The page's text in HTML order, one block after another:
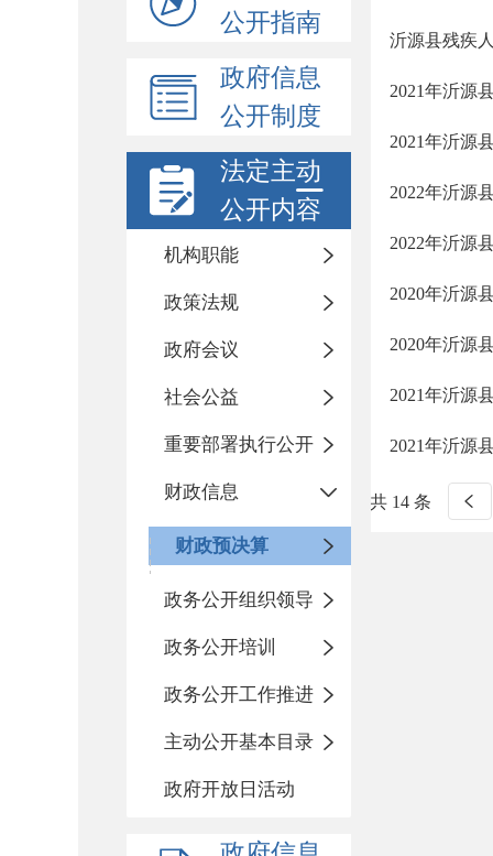
公开指南
政府信息
公开制度
法定主动
公开内容
机构职能
政策法规
政府会议
社会公益
重要部署执行公开
财政信息
财政预决算
政务公开组织领导
政务公开培训
政务公开工作推进
主动公开基本目录
政府开放日活动
沂源县残疾
2021年沂源
2021年沂源
2022年沂源
2022年沂源
2020年沂源
2020年沂源
2021年沂源
2021年沂源
共 14 条